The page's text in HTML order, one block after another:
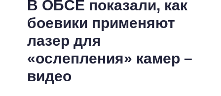
СТАТЬИ
МНЕНИЯ
ОБЗОРЫ
ДАЙДЖЕСТЫ
ЭКОНОМИКА
ОБЩЕСТВО
ПОЛИТИКИ
ВСЕ ПОЛИТИКИ
ПРЕЗИДЕНТ И ОФИС
ВЕРХОВНАЯ РАДА
КАБИНЕТ МИНИСТРОВ
ИНФОГРАФИКА
ВИДЕО
В ОБСЕ показали, как
боевики применяют
лазер для
«ослепления» камер –
видео